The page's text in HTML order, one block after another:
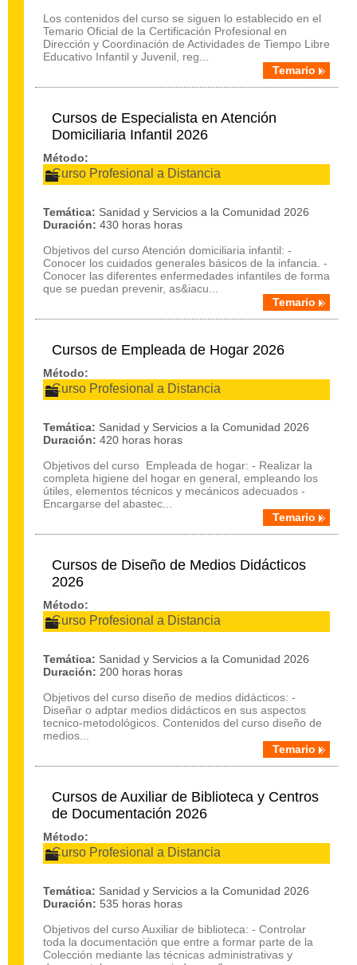
Los contenidos del curso se siguen lo establecido en el
Temario Oficial de la Certificación Profesional en
Dirección y Coordinación de Actividades de Tiempo Libre
Educativo Infantil y Juvenil, reg...
Temario
Cursos de Especialista en Atención
Domiciliaria Infantil 2026
Método:
Curso Profesional a Distancia
Temática: Sanidad y Servicios a la Comunidad 2026
Duración: 430 horas horas
Objetivos del curso Atención domiciliaria infantil: -
Conocer los cuidados generales básicos de la infancia. -
Conocer las diferentes enfermedades infantiles de forma
que se puedan prevenir, as&iacu...
Temario
Cursos de Empleada de Hogar 2026
Método:
Curso Profesional a Distancia
Temática: Sanidad y Servicios a la Comunidad 2026
Duración: 420 horas horas
Objetivos del curso Empleada de hogar: - Realizar la
completa higiene del hogar en general, empleando los
útiles, elementos técnicos y mecánicos adecuados -
Encargarse del abastec...
Temario
Cursos de Diseño de Medios Didácticos
2026
Método:
Curso Profesional a Distancia
Temática: Sanidad y Servicios a la Comunidad 2026
Duración: 200 horas horas
Objetivos del curso diseño de medios didácticos: -
Diseñar o adptar medios didácticos en sus aspectos
tecnico-metodológicos. Contenidos del curso diseño de
medios...
Temario
Cursos de Auxiliar de Biblioteca y Centros
de Documentación 2026
Método:
Curso Profesional a Distancia
Temática: Sanidad y Servicios a la Comunidad 2026
Duración: 535 horas horas
Objetivos del curso Auxiliar de biblioteca: - Controlar
toda la documentación que entre a formar parte de la
Colección mediante las técnicas administrativas y